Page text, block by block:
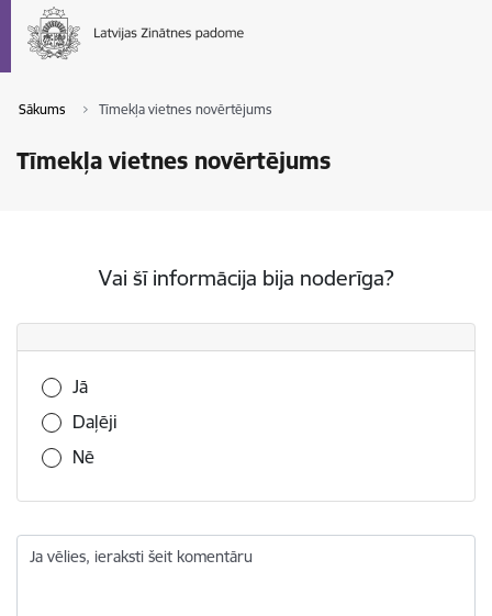
Sākums Tīmekļa vietnes novērtējums
Tīmekļa vietnes novērtējums
Vai šī informācija bija noderīga?
Vai šī informācija bija noderīga?
Jā
Daļēji
Nē
Ja vēlies, ieraksti šeit komentāru